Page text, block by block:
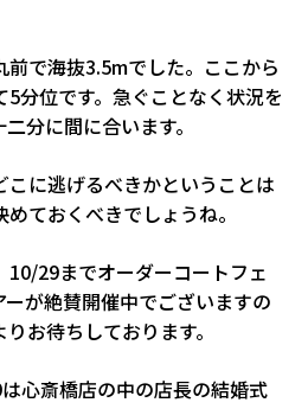
で海抜3.5mでした。ここから
分位です。急ぐことなく状況を
分に間に合います。
に逃げるべきかということは
ておくべきでしょうね。
10/29までオーダーコートフェ
が絶賛開催中でございますの
お待ちしております。
心斎橋店の中の店長の結婚式